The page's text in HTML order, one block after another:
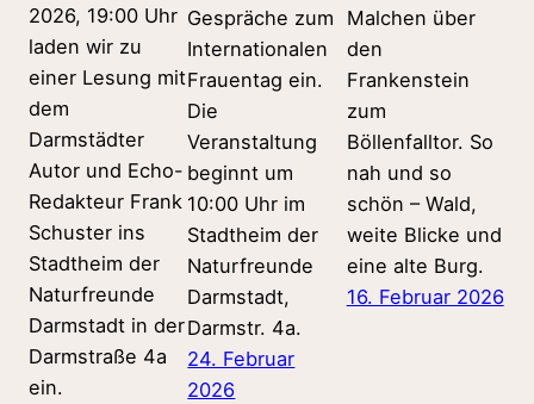
2026, 19:00 Uhr
laden wir zu
einer Lesung mit
dem
Darmstädter
Autor und Echo-
Redakteur Frank
Schuster ins
Stadtheim der
Naturfreunde
Darmstadt in der
Darmstraße 4a
ein.
Gespräche zum
Internationalen
Frauentag ein.
Die
Veranstaltung
beginnt um
10:00 Uhr im
Stadtheim der
Naturfreunde
Darmstadt,
Darmstr. 4a.
24. Februar
2026
Malchen über
den
Frankenstein
zum
Böllenfalltor. So
nah und so
schön – Wald,
weite Blicke und
eine alte Burg.
16. Februar 2026